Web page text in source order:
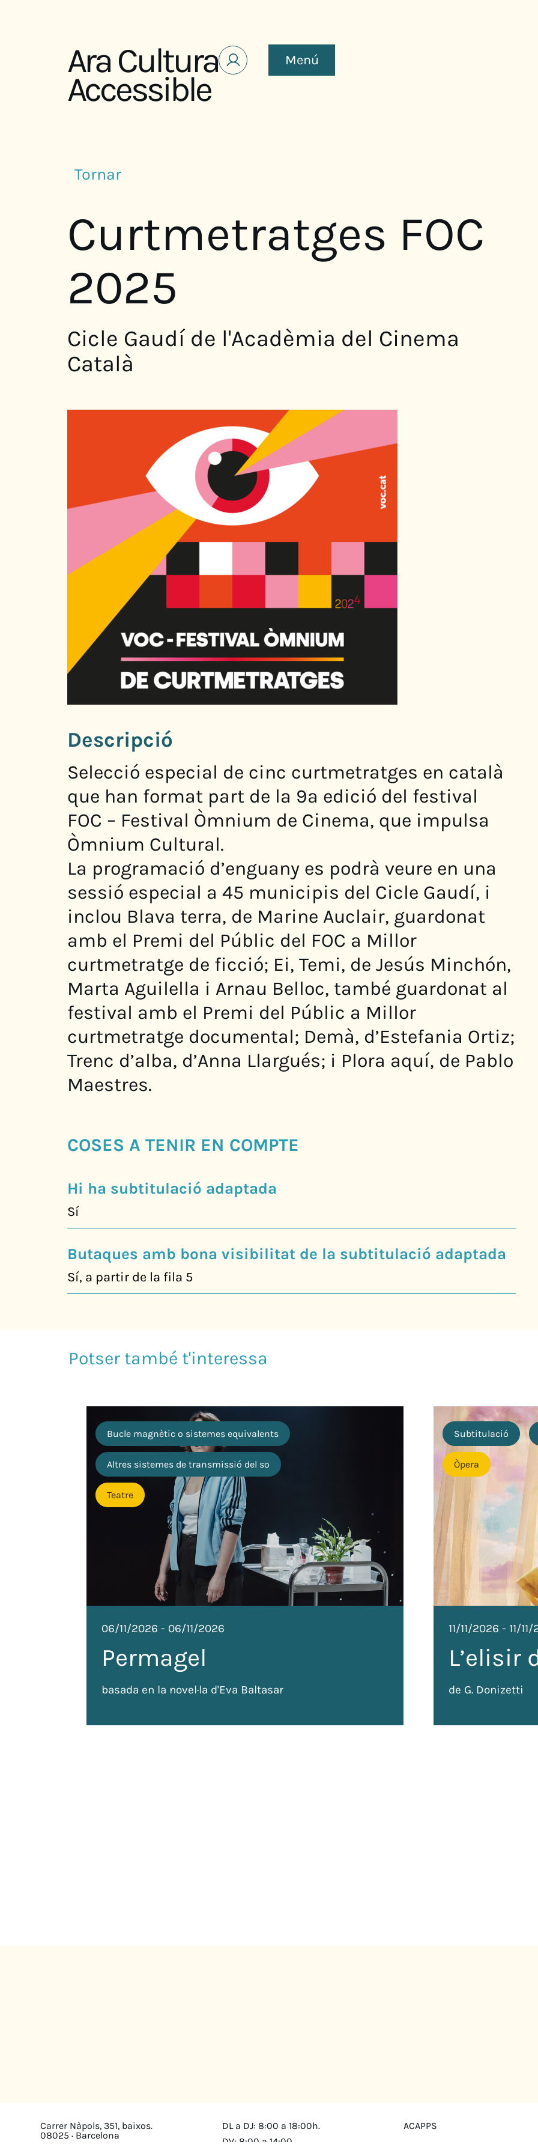
Ara Cultura
Accessible
Menú
Tornar
Curtmetratges FOC
2025
Cicle Gaudí de l'Acadèmia del Cinema
Català
Descripció
Selecció especial de cinc curtmetratges en català
que han format part de la 9a edició del festival
FOC – Festival Òmnium de Cinema, que impulsa
Òmnium Cultural.
La programació d’enguany es podrà veure en una
sessió especial a 45 municipis del Cicle Gaudí, i
inclou Blava terra, de Marine Auclair, guardonat
amb el Premi del Públic del FOC a Millor
curtmetratge de ficció; Ei, Temi, de Jesús Minchón,
Marta Aguilella i Arnau Belloc, també guardonat al
festival amb el Premi del Públic a Millor
curtmetratge documental; Demà, d’Estefania Ortiz;
Trenc d’alba, d’Anna Llargués; i Plora aquí, de Pablo
Maestres.
COSES A TENIR EN COMPTE
Hi ha subtitulació adaptada
Sí
Butaques amb bona visibilitat de la subtitulació adaptada
Sí, a partir de la fila 5
Bucle magnètic o sistemes equivalents
Altres sistemes de transmissió del so
Teatre
06/11/2026 - 06/11/2026
Permagel
basada en la novel·la d'Eva Baltasar
Subtitulació
Òpera
11/11/2026 - 11/
L’elisir
de G. Donizetti
Carrer Nàpols, 351, baixos.
08025 · Barcelona
DL a DJ: 8:00 a 18:00h.
DV: 8:00 a 14:00
ACAPPS